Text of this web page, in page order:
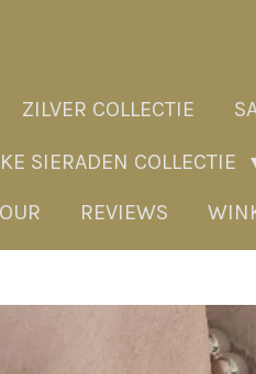
ZILVER COLLECTIE
SIERADEN COLLECTIE
REVIEWS